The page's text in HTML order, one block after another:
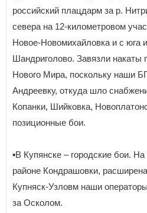
российский плацдарм за р.
севера на 12-километровом
Новое-Новомихайловка и с юга
Шандриголово. Завязли накаты
Нового Мира, поскольку наши
Андреевку, откуда шло
Копанки, Шийковка,
позиционные бои.
▪️В Купянске – городские бои.
районе Кондрашовки,
Купняск-Узловм наши
за Осколом.